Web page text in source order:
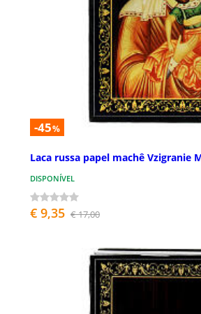
-45%
Laca russa papel machê Vzigranie
DISPONÍVEL
€ 9,35 € 17,00